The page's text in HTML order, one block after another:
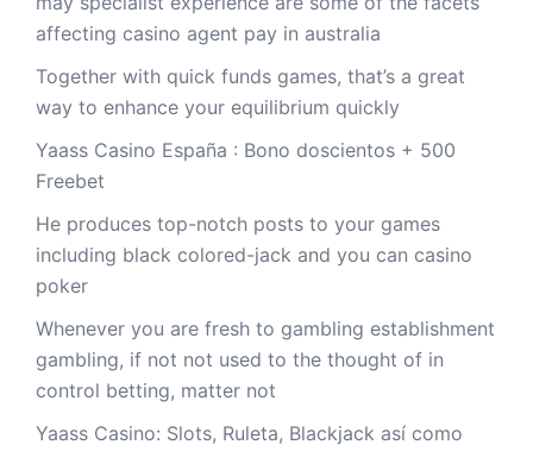
affecting casino agent pay in australia
Together with quick funds games, that’s a great
way to enhance your equilibrium quickly
Yaass Casino España : Bono doscientos + 500
Freebet
He produces top-notch posts to your games
including black colored-jack and you can casino
poker
Whenever you are fresh to gambling establishment
gambling, if not not used to the thought of in
control betting, matter not
Yaass Casino: Slots, Ruleta, Blackjack así­ como